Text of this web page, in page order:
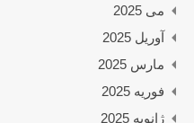
می 2025
آوریل 2025
مارس 2025
فوریه 2025
ژانویه 2025